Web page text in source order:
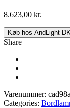
8.623,00 kr.
Køb hos AndLight DK
Share
Varenummer:
Categories: